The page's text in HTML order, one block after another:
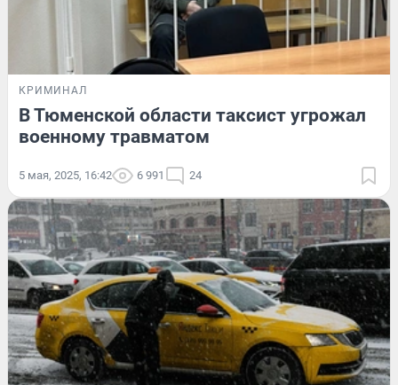
КРИМИНАЛ
В Тюменской области таксист угрожал
военному травматом
5 мая, 2025, 16:42 6 991 24